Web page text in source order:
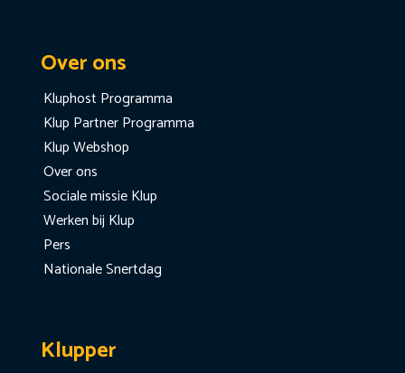
Over ons
Kluphost Programma
Klup Partner Programma
Klup Webshop
Over ons
Sociale missie Klup
Werken bij Klup
Pers
Nationale Snertdag
Klupper